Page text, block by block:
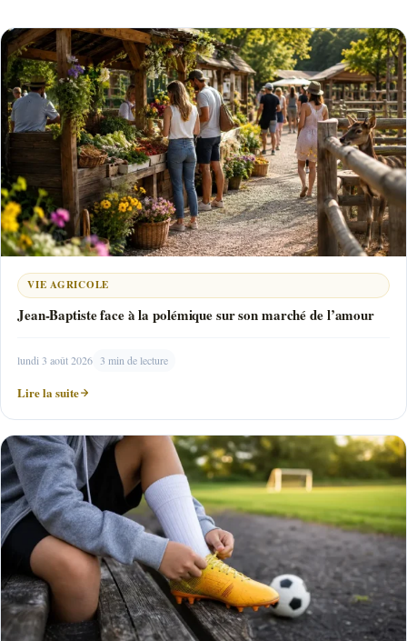
VIE AGRICOLE
Jean-Baptiste face à la polémique sur son marché de l’amour
lundi 3 août 2026 3 min de lecture
Lire la suite